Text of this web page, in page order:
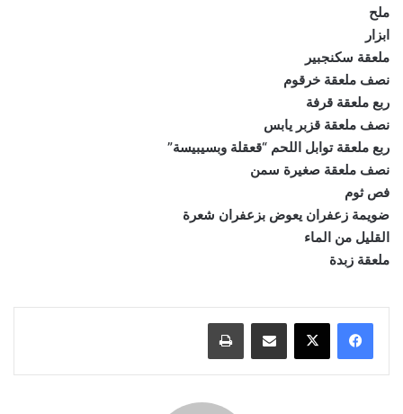
ملح
ابزار
ملعقة سكنجبير
نصف ملعقة خرقوم
ربع ملعقة قرفة
نصف ملعقة قزبر يابس
ربع ملعقة توابل اللحم “قعقلة وبسيبيسة”
نصف ملعقة صغيرة سمن
فص ثوم
ضويمة زعفران يعوض بزعفران شعرة
القليل من الماء
ملعقة زبدة
مشاركة عبر البريد طباعة